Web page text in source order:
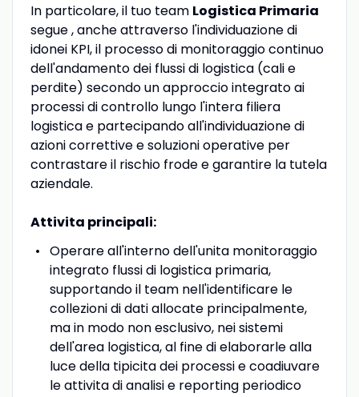
In particolare, il tuo team Logistica Primaria
segue , anche attraverso l'individuazione di
idonei KPI, il processo di monitoraggio continuo
dell'andamento dei flussi di logistica (cali e
perdite) secondo un approccio integrato ai
processi di controllo lungo l'intera filiera
logistica e partecipando all'individuazione di
azioni correttive e soluzioni operative per
contrastare il rischio frode e garantire la tutela
aziendale.
Attivita principali:
Operare all'interno dell'unita monitoraggio
integrato flussi di logistica primaria,
supportando il team nell'identificare le
collezioni di dati allocate principalmente,
ma in modo non esclusivo, nei sistemi
dell'area logistica, al fine di elaborarle alla
luce della tipicita dei processi e coadiuvare
le attivita di analisi e reporting periodico